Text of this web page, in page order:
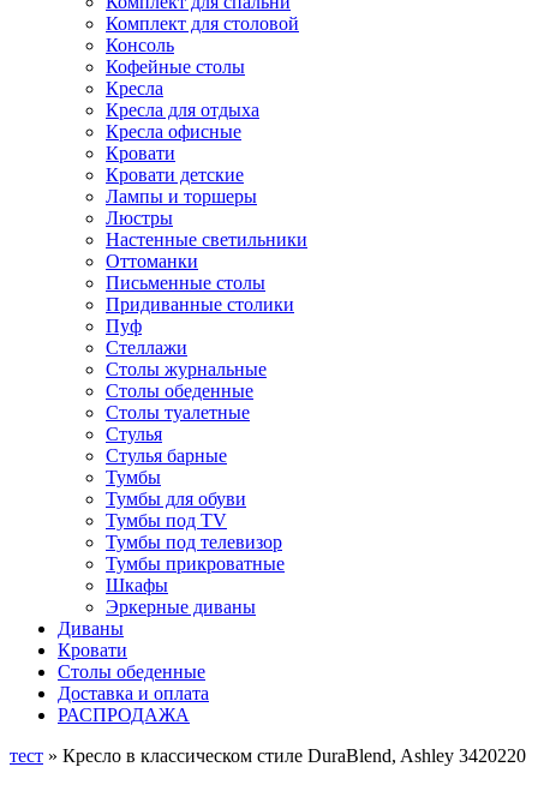
Комплект для столовой
Консоль
Кофейные столы
Кресла
Кресла для отдыха
Кресла офисные
Кровати
Кровати детские
Лампы и торшеры
Люстры
Настенные светильники
Оттоманки
Письменные столы
Придиванные столики
Пуф
Стеллажи
Столы журнальные
Столы обеденные
Столы туалетные
Стулья
Стулья барные
Тумбы
Тумбы для обуви
Тумбы под TV
Тумбы под телевизор
Тумбы прикроватные
Шкафы
Эркерные диваны
Диваны
Кровати
Столы обеденные
Доставка и оплата
РАСПРОДАЖА
тест » Кресло в классическом стиле DuraBlend, Ashley 3420220